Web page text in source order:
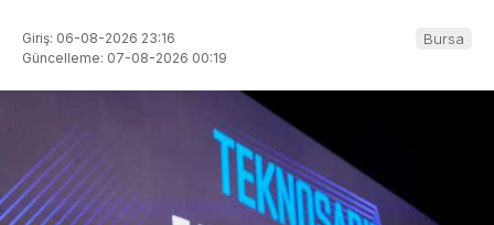
Giriş: 06-08-2026 23:16
Güncelleme: 07-08-2026 00:19
Bursa